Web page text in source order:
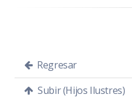
Regresar
Subir (Hijos Ilustres)